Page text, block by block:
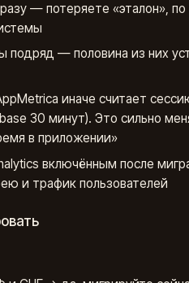
— потеряете «эталон»,
подряд — половина из них
иначе считает
30 минут). Это сильно
в приложении»
включённым после
и трафик пользователей